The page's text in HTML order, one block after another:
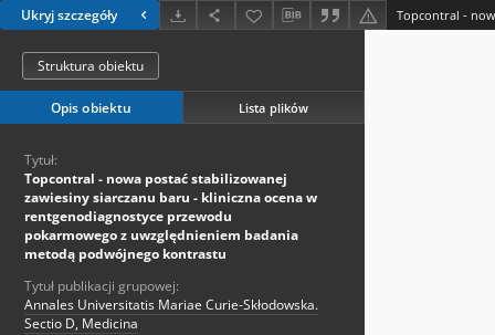
Ukryj szczegóły
Struktura obiektu
Opis obiektu Lista plików
Tytuł:
Topcontral - nowa postać stabilizowanej
zawiesiny siarczanu baru - kliniczna ocena w
rentgenodiagnostyce przewodu
pokarmowego z uwzględnieniem badania
metodą podwójnego kontrastu
Tytuł publikacji grupowej:
Annales Universitatis Mariae Curie-Skłodowska.
Sectio D, Medicina